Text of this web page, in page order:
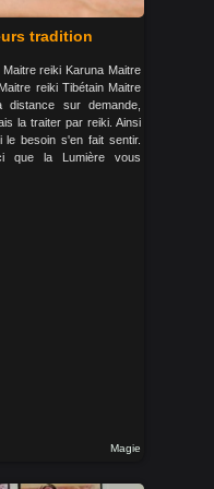
tradition
reiki Karuna Maitre
reiki Tibétain Maitre
sur demande,
la traiter par reiki. Ainsi
le besoin s'en fait sentir.
que la Lumière vous
Magie